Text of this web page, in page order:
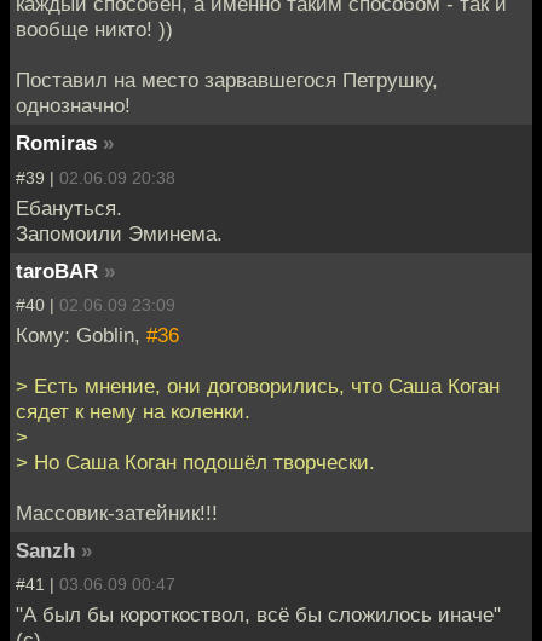
вообще никто! ))
Поставил на место зарвавшегося Петрушку,
однозначно!
Romiras »
#39 | 02.06.09 20:38
Ебануться.
Запомоили Эминема.
taroBAR »
#40 | 02.06.09 23:09
Кому: Goblin, #36
> Есть мнение, они договорились, что Саша Коган
сядет к нему на коленки.
>
> Но Саша Коган подошёл творчески.
Массовик-затейник!!!
Sanzh »
#41 | 03.06.09 00:47
"А был бы короткоствол, всё бы сложилось иначе"